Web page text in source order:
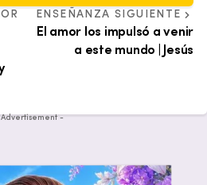
ENSEÑANZA SIGUIENTE
El amor los impulsó a venir
a este mundo | Jesús
-